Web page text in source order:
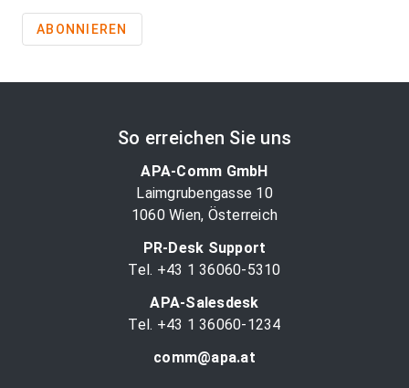
ABONNIEREN
So erreichen Sie uns
APA-Comm GmbH
Laimgrubengasse 10
1060 Wien, Österreich
PR-Desk Support
Tel. +43 1 36060-5310
APA-Salesdesk
Tel. +43 1 36060-1234
comm@apa.at